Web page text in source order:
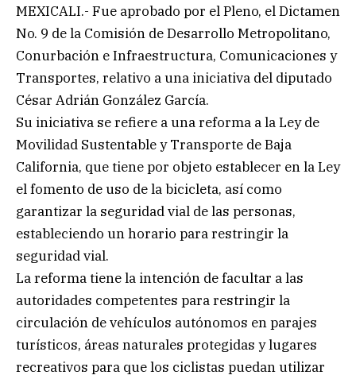
MEXICALI.- Fue aprobado por el Pleno, el Dictamen
No. 9 de la Comisión de Desarrollo Metropolitano,
Conurbación e Infraestructura, Comunicaciones y
Transportes, relativo a una iniciativa del diputado
César Adrián González García.
Su iniciativa se refiere a una reforma a la Ley de
Movilidad Sustentable y Transporte de Baja
California, que tiene por objeto establecer en la Ley
el fomento de uso de la bicicleta, así como
garantizar la seguridad vial de las personas,
estableciendo un horario para restringir la
seguridad vial.
La reforma tiene la intención de facultar a las
autoridades competentes para restringir la
circulación de vehículos autónomos en parajes
turísticos, áreas naturales protegidas y lugares
recreativos para que los ciclistas puedan utilizar